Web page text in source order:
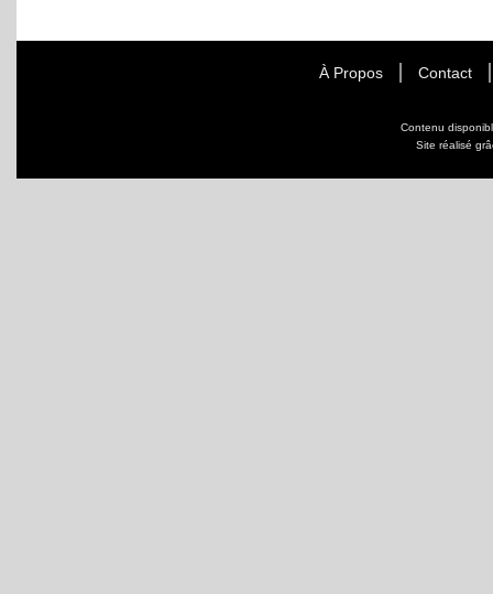
À Propos Contact
Contenu
Site réalisé